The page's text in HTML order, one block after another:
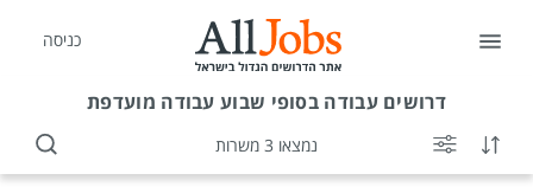
כניסה
דרושיםעבודה בסופי שבוע עבודה מועדפת
נמצאו 3 משרות